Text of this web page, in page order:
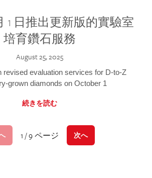
1 日推出更新版的實驗室
培育鑽石服務
August 25, 2025
revised evaluation services for D-to-Z
grown diamonds on October 1
続きを読む
1 / 9 ページ 次へ